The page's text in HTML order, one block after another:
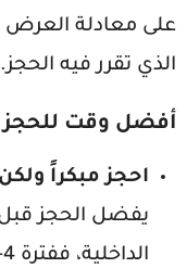
على معادلة العرض
الذي تقرر فيه الحجز.
أفضل وقت للحجز
احجز مبكراً